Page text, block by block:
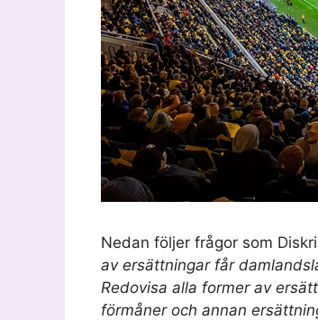
Nedan följer frågor som
av ersättningar får
Redovisa alla former av
förmåner och annan